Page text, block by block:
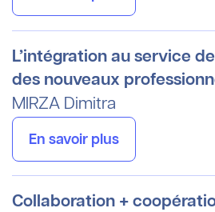
L’intégration au service
des nouveaux
MIRZA Dimitra
En savoir plus
Collaboration +